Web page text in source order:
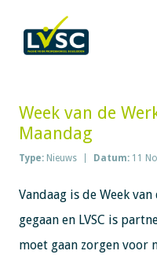
Week van de
Maandag
Type: Nieuws Datum: 11
Vandaag is de Week
gegaan en LVSC is
moet gaan zorgen voor